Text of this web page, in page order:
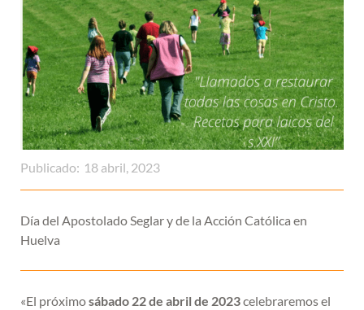
Publicado: 18 abril, 2023
Día del Apostolado Seglar y de la Acción Católica en
Huelva
«El próximosábado 22 de abril de 2023celebraremos el